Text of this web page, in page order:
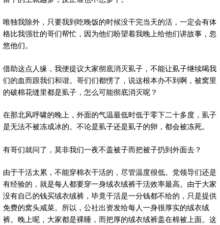
唯独我除外，只要我到吃晚饭的时候没干完当天的活，一定会有体
格比我强壮的哥们帮忙，因为他们盼望着我晚上给他们讲故事，忽
悠他们。
借助这点人缘，我便提议大家彻底消灭虱子，不能让虱子继续喝我
们的血而跟我们和谐。哥们们都愣了，说这根本办不到啊，被窝里
的破棉花缝里都是虱子，怎么可能彻底消灭呢？
在那北风呼啸的晚上，外面的气温最低时低于零下二十多度，虱子
是无法不被冻成冰的。不论是虱子还是虱子的卵，都会被冻死。
有哥们就问了，莫非我们一夜不盖被子而把被子扔到外面去？
由于干活太累，不能穿棉衣干活的，尽管温度很低。党领导们还是
有经验的，就是每人都要穿一身绒衣绒裤干活效率最高。由于大家
没有自己的钱买绒衣绒裤，毕竟干活是一分钱都不给的，只是提供
免费的窝头咸菜。所以，公社出资发给每人一身很厚实的绒衣绒
裤。晚上呢，大家都是裸睡，而把厚的绒衣绒裤盖在棉被上面。这